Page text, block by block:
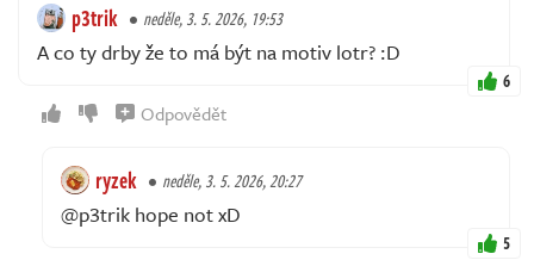
p3trik neděle, 3. 5. 2026, 19:53
A co ty drby že to má být na motiv lotr? :D
6
Odpovědět
ryzek neděle, 3. 5. 2026, 20:27
@p3trik hope not xD
5